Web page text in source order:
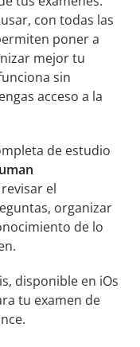
con todas las
poner a
mejor tu
sin
acceso a la
de estudio
el
organizar
de lo
disponible en iOs
tu examen de